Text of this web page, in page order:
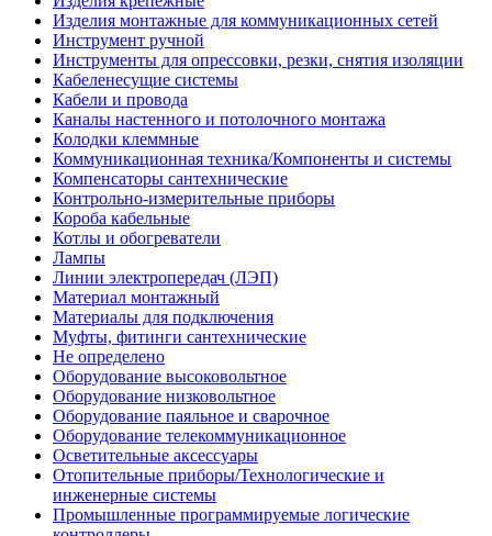
Изделия монтажные для коммуникационных сетей
Инструмент ручной
Инструменты для опрессовки, резки, снятия изоляции
Кабеленесущие системы
Кабели и провода
Каналы настенного и потолочного монтажа
Колодки клеммные
Коммуникационная техника/Компоненты и системы
Компенсаторы сантехнические
Контрольно-измерительные приборы
Короба кабельные
Котлы и обогреватели
Лампы
Линии электропередач (ЛЭП)
Материал монтажный
Материалы для подключения
Муфты, фитинги сантехнические
Не определено
Оборудование высоковольтное
Оборудование низковольтное
Оборудование паяльное и сварочное
Оборудование телекоммуникационное
Осветительные аксессуары
Отопительные приборы/Технологические и
инженерные системы
Промышленные программируемые логические